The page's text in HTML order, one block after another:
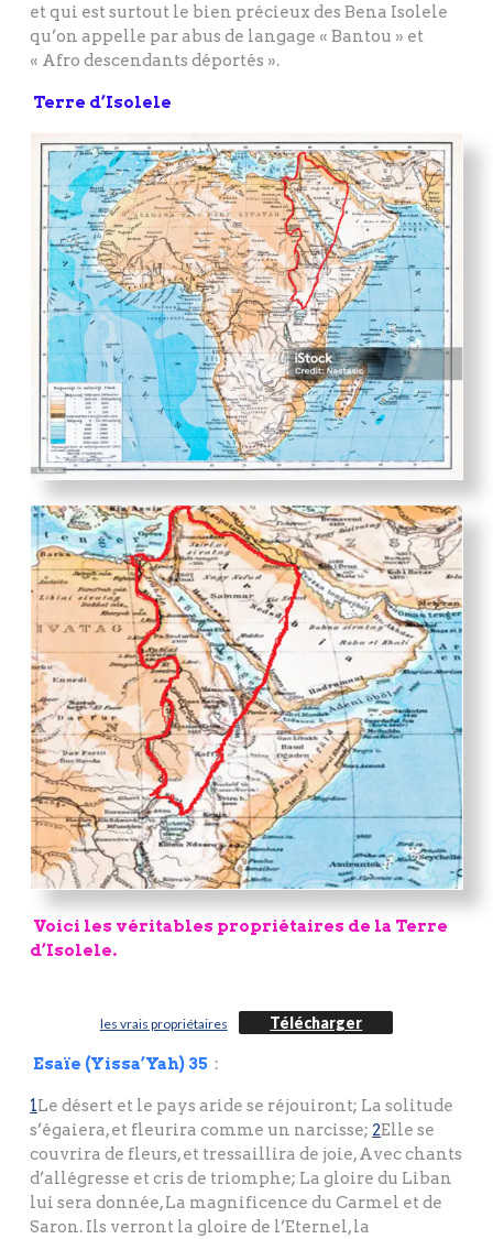
et qui est surtout le bien précieux des Bena Isolele
qu’on appelle par abus de langage « Bantou » et
« Afro descendants déportés ».
Terre d’Isolele
Voici les véritables propriétaires de la Terre
d’Isolele.
les vrais propriétaires Télécharger
Esaïe (Yissa’Yah) 35 :
1Le désert et le pays aride se réjouiront; La solitude
s’égaiera, et fleurira comme un narcisse; 2Elle se
couvrira de fleurs, et tressaillira de joie, Avec chants
d’allégresse et cris de triomphe; La gloire du Liban
lui sera donnée, La magnificence du Carmel et de
Saron. Ils verront la gloire de l’Eternel, la